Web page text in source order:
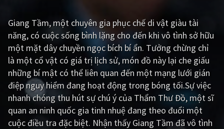
Kinh dị Tội phạm - Hình sự
Phiêu lưu Hài hước
Viễn tưởng Khoa học - Tài liệu
Hoạt hình Thể thao
Tình cảm - Lãng mạn Kỳ ảo
Giang Tầm, một chuyên gia phục chế di vật giàu tài
năng, có cuộc sống bình lặng cho đến khi vô tình sở hữu
một mặt dây chuyền ngọc bích bí ẩn. Tưởng chừng chỉ
là một cổ vật có giá trị lịch sử, món đồ này lại che giấu
những bí mật có thể liên quan đến một mạng lưới gián
điệp nguy hiểm đang hoạt động trong bóng tối.Sự việc
nhanh chóng thu hút sự chú ý của Thẩm Thư Đồ, một sĩ
quan an ninh quốc gia tinh nhuệ đang theo đuổi một
cuộc điều tra đặc biệt. Nhận thấy Giang Tầm đã vô tình